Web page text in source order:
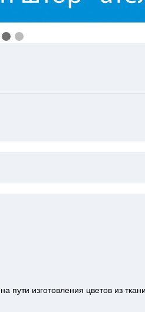
изготовления цветов из